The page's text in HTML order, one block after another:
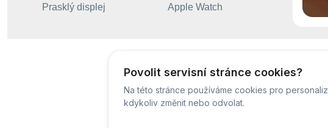
Povolit servisní stránce cookies?
Na této stránce používáme cookies pro
kdykoliv změnit nebo odvolat.
Prasklý displej
Apple Watch